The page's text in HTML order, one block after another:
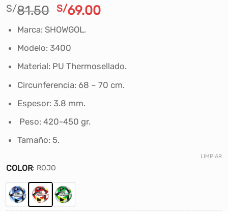
S/81.50 El
original
era:
S/81.50.
S/69.00El
S/69.00.
Marca: SHOWGOL.
Modelo: 3400
Material: PU Thermosellado.
Circunferencia: 68 – 70 cm.
Espesor: 3.8 mm.
Peso: 420-450 gr.
Tamaño: 5.
COLOR: ROJO
LIMPIAR